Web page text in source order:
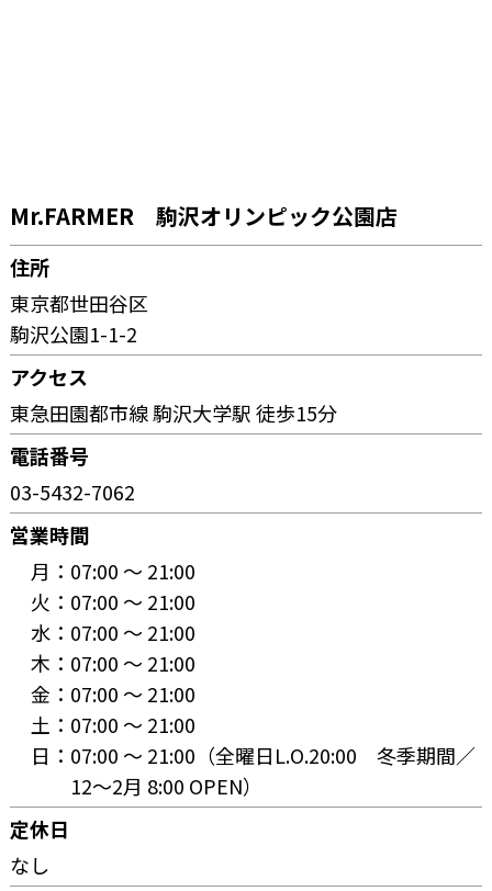
Mr.FARMER 駒沢オリンピック公園店
住所
東京都世田谷区
駒沢公園1-1-2
アクセス
東急田園都市線 駒沢大学駅 徒歩15分
電話番号
03-5432-7062
営業時間
月： 07:00 〜 21:00
火： 07:00 〜 21:00
水： 07:00 〜 21:00
木： 07:00 〜 21:00
金： 07:00 〜 21:00
土： 07:00 〜 21:00
日： 07:00 〜 21:00（全曜日L.O.20:00 冬季期間／
12～2月 8:00 OPEN）
定休日
なし